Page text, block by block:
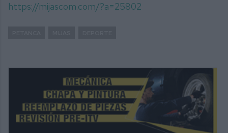
https://mijascom.com/?a=25802